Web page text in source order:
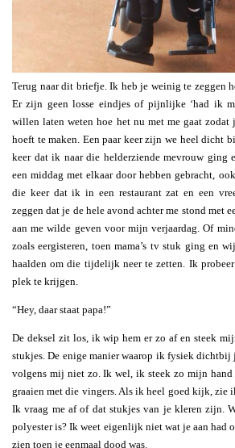
Terug naar dit briefje. Ik heb je weinig te zeggen
Er zijn geen losse eindjes of pijnlijke ‘had ik
willen laten weten hoe het nu met me gaat zodat
hoeft te maken. Een paar keer zijn we heel dicht
keer dat ik naar die helderziende mevrouw ging
een middag met elkaar door hebben gebracht,
die keer dat ik in een restaurant zat en een
zeggen dat je de hele avond achter me stond met
aan me wilde geven voor mijn verjaardag. Of
zoals eergisteren, toen mama’s tv stuk ging en
haalden om die tijdelijk neer te zetten. Ik
plek te krijgen.
“Hey, daar staat papa!”
De deksel zit los, ik wip hem er zo af en steek
stukjes. De enige manier waarop ik fysiek
volgens mij niet zo. Ik wel, ik steek zo mijn hand
graaien met die vingers. Als ik heel goed kijk, zie
Ik vraag me af of dat stukjes van je kleren zijn.
polyester is? Ik weet eigenlijk niet wat je aan had
zien toen je eenmaal dood was.